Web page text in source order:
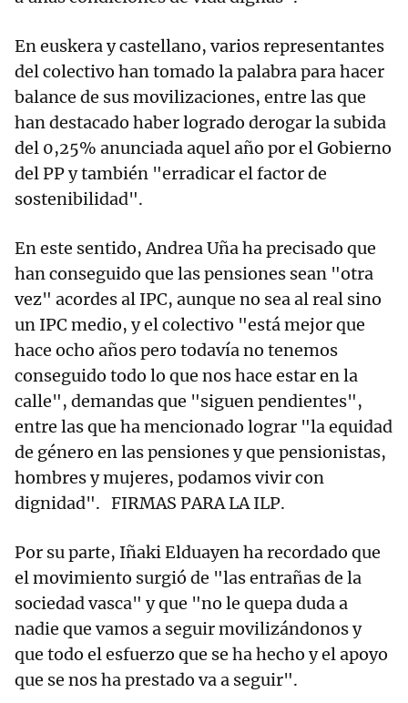
En euskera y castellano, varios representantes
del colectivo han tomado la palabra para hacer
balance de sus movilizaciones, entre las que
han destacado haber logrado derogar la subida
del 0,25% anunciada aquel año por el Gobierno
del PP y también "erradicar el factor de
sostenibilidad".
En este sentido, Andrea Uña ha precisado que
han conseguido que las pensiones sean "otra
vez" acordes al IPC, aunque no sea al real sino
un IPC medio, y el colectivo "está mejor que
hace ocho años pero todavía no tenemos
conseguido todo lo que nos hace estar en la
calle", demandas que "siguen pendientes",
entre las que ha mencionado lograr "la equidad
de género en las pensiones y que pensionistas,
hombres y mujeres, podamos vivir con
dignidad". FIRMAS PARA LA ILP.
Por su parte, Iñaki Elduayen ha recordado que
el movimiento surgió de "las entrañas de la
sociedad vasca" y que "no le quepa duda a
nadie que vamos a seguir movilizándonos y
que todo el esfuerzo que se ha hecho y el apoyo
que se nos ha prestado va a seguir".